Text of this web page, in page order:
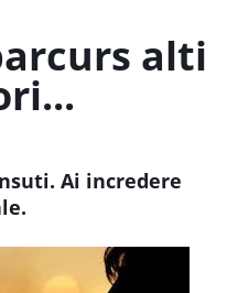
alti
Ai incredere